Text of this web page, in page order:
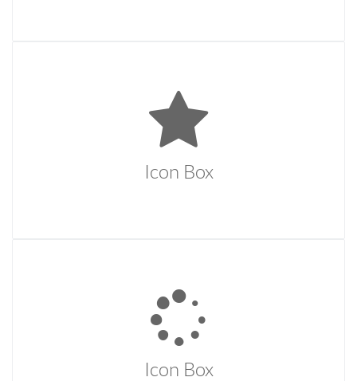
Icon Box
Temporibus autem quibusdam et aut officiis debitis aut
rerum necessitatibus saepe eveniet ut et voluptates
repudiandae sint et molestiae.
Icon Box
Temporibus autem quibusdam et aut officiis debitis aut
rerum necessitatibus saepe eveniet ut et voluptates
repudiandae sint et molestiae.